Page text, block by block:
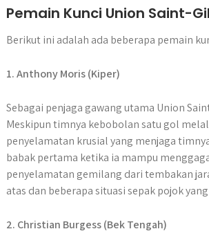
Pemain Kunci Union Saint-
Berikut ini adalah ada beberapa pemain
1. Anthony Moris (Kiper)
Sebagai penjaga gawang utama Union
Meskipun timnya kebobolan satu gol
penyelamatan krusial yang menjaga
babak pertama ketika ia mampu
penyelamatan gemilang dari tembakan
atas dan beberapa situasi sepak pojok
2. Christian Burgess (Bek Tengah)